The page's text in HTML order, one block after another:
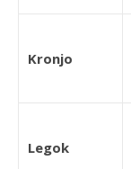
Kronjo
Legok